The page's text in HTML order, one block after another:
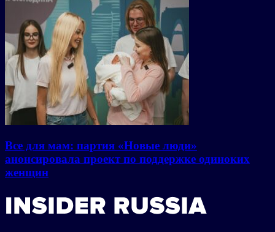
Все для мам: партия «Новые люди»
анонсировала проект по поддержке одиноких
женщин